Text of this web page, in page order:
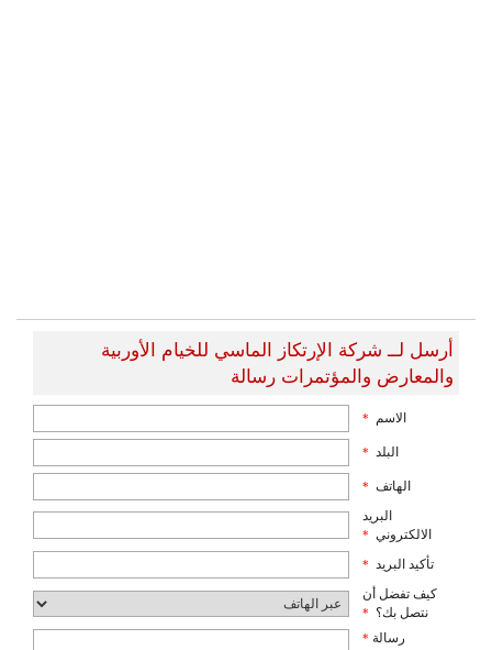
أرسل لــ شركة الإرتكاز الماسي للخيام الأوربية
والمعارض والمؤتمرات رسالة
الاسم *
البلد *
الهاتف *
البريد
الالكتروني *
تأكيد البريد *
كيف تفضل أن
نتصل بك؟ *
رسالة *